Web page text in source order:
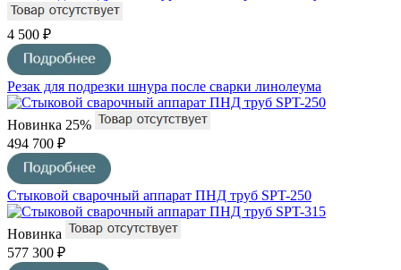
4 500 ₽
Резак для подрезки шнура после сварки линолеума
Новинка 25%
494 700 ₽
Стыковой сварочный аппарат ПНД труб SPT-250
Новинка
577 300 ₽